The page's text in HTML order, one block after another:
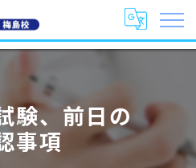
験、前日の
事項